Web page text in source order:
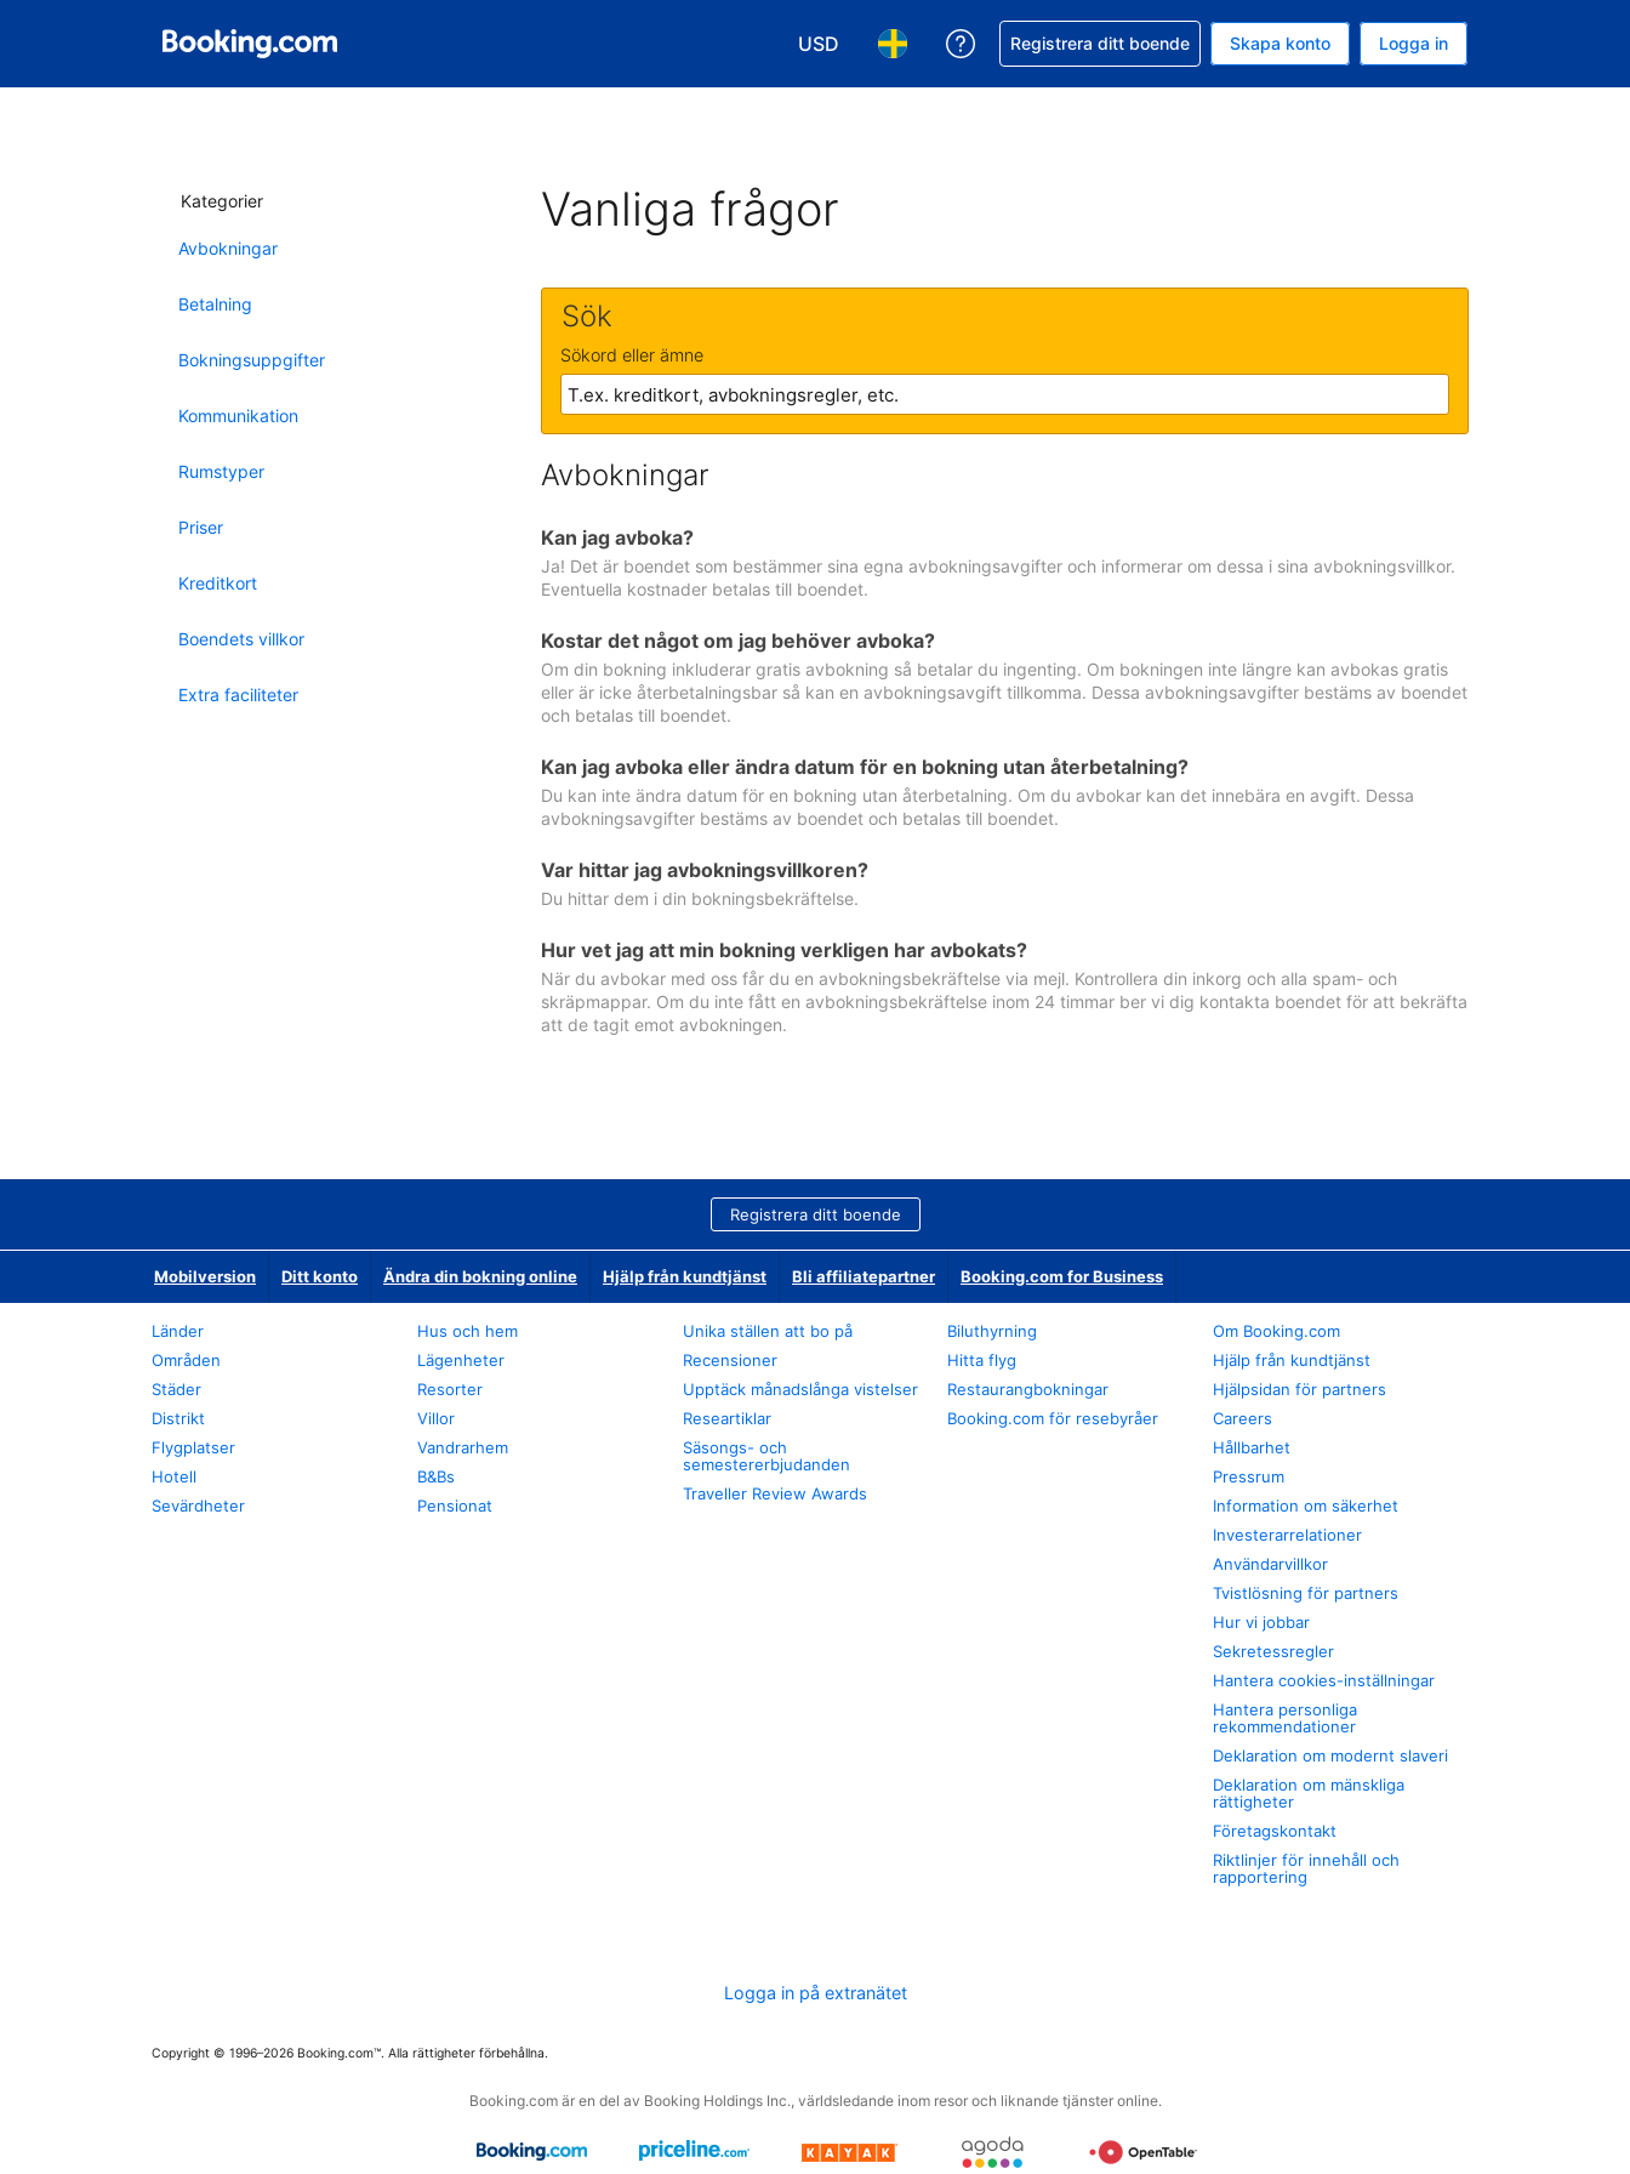
USD
Välj valuta. Din nuvarande valuta är Amerikanska dollar
Välj språk. Ditt nuvarande språk är Svenska
Få hjälp med din bokning
Registrera ditt boende Skapa konto Logga in
Kategorier
Avbokningar
Betalning
Bokningsuppgifter
Kommunikation
Rumstyper
Priser
Kreditkort
Boendets villkor
Extra faciliteter
Vanliga frågor
Sök
Sökord eller ämne
Avbokningar
Kan jag avboka?
Ja! Det är boendet som bestämmer sina egna avbokningsavgifter och informerar om dessa i sina avbokningsvillkor.
Eventuella kostnader betalas till boendet.
Kostar det något om jag behöver avboka?
Om din bokning inkluderar gratis avbokning så betalar du ingenting. Om bokningen inte längre kan avbokas gratis
eller är icke återbetalningsbar så kan en avbokningsavgift tillkomma. Dessa avbokningsavgifter bestäms av boendet
och betalas till boendet.
Kan jag avboka eller ändra datum för en bokning utan återbetalning?
Du kan inte ändra datum för en bokning utan återbetalning. Om du avbokar kan det innebära en avgift. Dessa
avbokningsavgifter bestäms av boendet och betalas till boendet.
Var hittar jag avbokningsvillkoren?
Du hittar dem i din bokningsbekräftelse.
Hur vet jag att min bokning verkligen har avbokats?
När du avbokar med oss får du en avbokningsbekräftelse via mejl. Kontrollera din inkorg och alla spam- och
skräpmappar. Om du inte fått en avbokningsbekräftelse inom 24 timmar ber vi dig kontakta boendet för att bekräfta
att de tagit emot avbokningen.
Registrera ditt boende
Mobilversion Ditt konto Ändra din bokning online Hjälp från kundtjänst Bli affiliatepartner Booking.com for Business
Länder
Områden
Städer
Distrikt
Flygplatser
Hotell
Sevärdheter
Hus och hem
Lägenheter
Resorter
Villor
Vandrarhem
B&Bs
Pensionat
Unika ställen att bo på
Recensioner
Upptäck månadslånga vistelser
Researtiklar
Säsongs- och
semestererbjudanden
Traveller Review Awards
Biluthyrning
Hitta flyg
Restaurangbokningar
Booking.com för resebyråer
Om Booking.com
Hjälp från kundtjänst
Hjälpsidan för partners
Careers
Hållbarhet
Pressrum
Information om säkerhet
Investerarrelationer
Användarvillkor
Tvistlösning för partners
Hur vi jobbar
Sekretessregler
Hantera cookies-inställningar
Hantera personliga
rekommendationer
Deklaration om modernt slaveri
Deklaration om mänskliga
rättigheter
Företagskontakt
Riktlinjer för innehåll och
rapportering
Logga in på extranätet
Copyright © 1996–2026 Booking.com™. Alla rättigheter förbehållna.
Booking.com är en del av Booking Holdings Inc., världsledande inom resor och liknande tjänster online.